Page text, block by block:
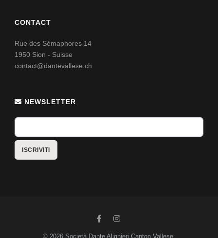
CONTACT
Rue des Sémaphores 14
1950 Sion - Suisse
contact@dantevallese.ch
NEWSLETTER
© 2026 Società Dante Alighieri Canton Vallese.